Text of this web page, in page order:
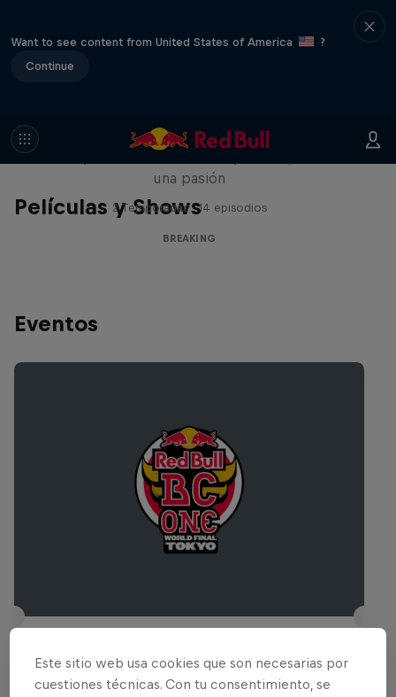
Want to see content from United States of America
?
Continue
Películas y Shows
Break'n Reality
una pasión
2 Temporadas · 14 episodios
BREAKING
Eventos
9 Noviembre 2025
Este sitio web usa cookies que son necesarias por
cuestiones técnicas. Con tu consentimiento, se